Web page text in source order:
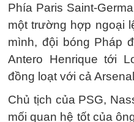
Phía Paris Saint-
một trường hợp ngoại
mình, đội bóng Pháp
Antero Henrique tới
đồng loạt với cả
Chủ tịch của PSG,
mối quan hệ tốt của